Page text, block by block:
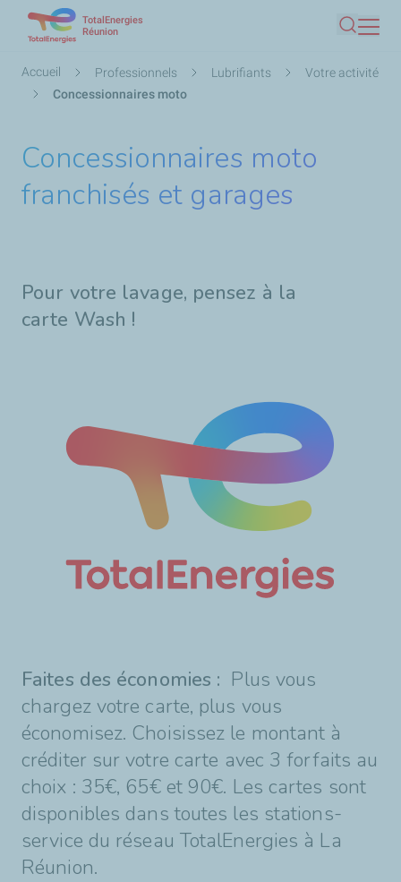
contenu
TotalEnergies
Réunion
Fil
d'Ariane
Accueil Professionnels Lubrifiants
Votre activité
Concessionnaires moto
Concessionnaires moto
franchisés et garages
Pour votre lavage, pensez à la
carte Wash !
Faites des économies : Plus vous
chargez votre carte, plus vous
économisez. Choisissez le montant à
créditer sur votre carte avec 3 forfaits au
choix : 35€, 65€ et 90€. Les cartes sont
disponibles dans toutes les stations-
service du réseau TotalEnergies à La
Réunion.